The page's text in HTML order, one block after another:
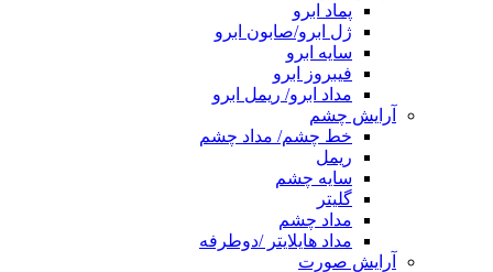
پماد ابرو
ژل ابرو/صابون ابرو
سایه ابرو
فیبروز ابرو
مداد ابرو/ ریمل ابرو
آرایش چشم
خط چشم/ مداد چشم
ریمل
سایه چشم
گلیتر
مداد چشم
مداد هایلایتر /دوطرفه
آرایش صورت